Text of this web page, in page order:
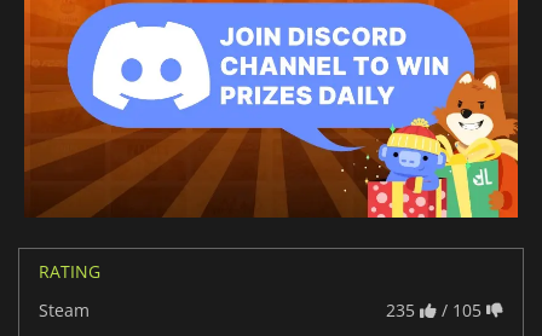
RATING
Steam
235 / 105